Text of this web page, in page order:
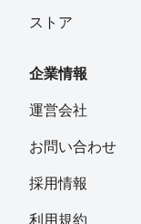
ストア
企業情報
運営会社
お問い合わせ
採用情報
利用規約